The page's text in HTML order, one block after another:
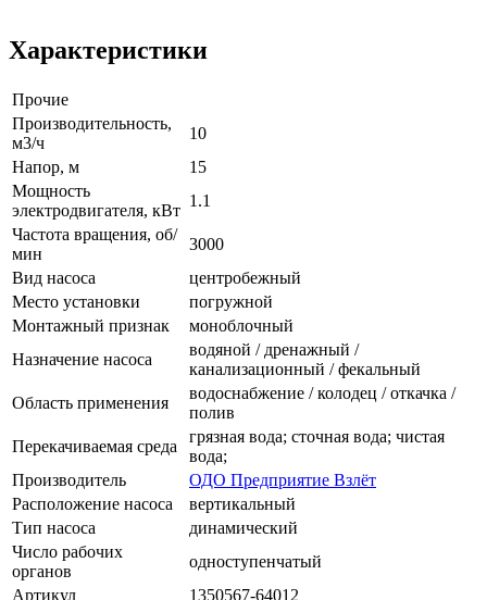
Характеристики
Прочие
Производительность,
м3/ч
10
Напор, м
15
Мощность
электродвигателя, кВт
1.1
Частота вращения, об/
мин
3000
Вид насоса
центробежный
Место установки
погружной
Монтажный признак
моноблочный
Назначение насоса
водяной / дренажный /
канализационный / фекальный
Область применения
водоснабжение / колодец / откачка /
полив
Перекачиваемая среда
грязная вода; сточная вода; чистая
вода;
Производитель
ОДО Предприятие Взлёт
Расположение насоса
вертикальный
Тип насоса
динамический
Число рабочих
органов
одноступенчатый
Артикул
1350567-64012